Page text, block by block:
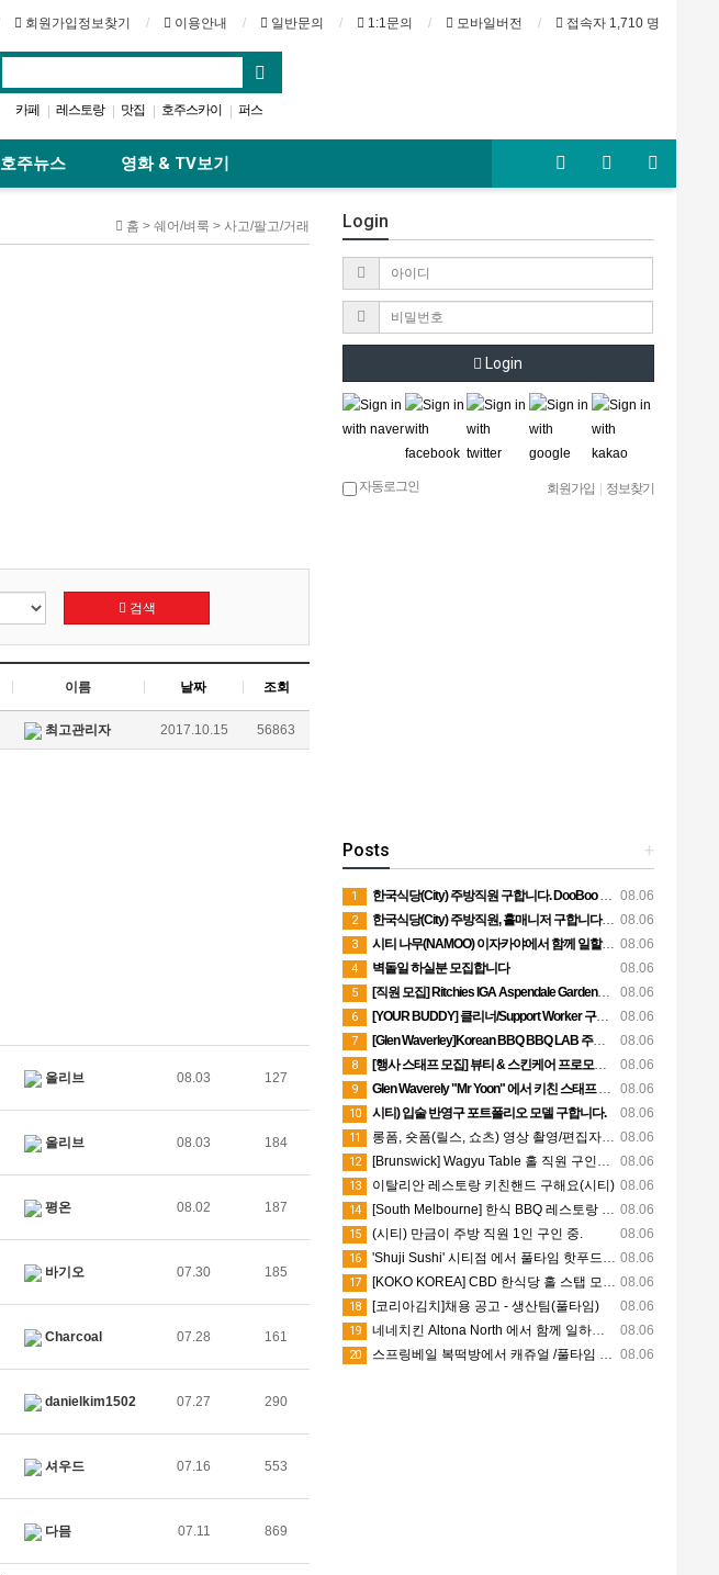
회원가입정보찾기 이용안내 일반문의 1:1문의 모바일버전 접속자 1,710 명
카페 | 레스토랑 | 맛집 | 호주스카이 | 퍼스
호주뉴스 영화 & TV보기
홈 > 쉐어/벼룩 > 사고/팔고/거래
검색
이름 날짜 조회
최고관리자 2017.10.15 56863
올리브 08.03 127
올리브 08.03 184
평온 08.02 187
바기오 07.30 185
Charcoal 07.28 161
danielkim1502 07.27 290
셔우드 07.16 553
다믐 07.11 869
Login
Login
자동로그인 회원가입 정보찾기
+
Posts
08.06
1
한국식당(City) 주방직원 구합니다. DooBoo Restaurant
08.06
2
한국식당(City) 주방직원, 홀매니저 구합니다. SamSam Chicken Restaurant
08.06
3
시티 나무(NAMOO) 이자카야에서 함께 일할 직원구합니다.
08.06
4
벽돌일 하실분 모집합니다
08.06
5
[직원 모집] Ritchies IGA Aspendale Gardens 스시 매장 캐주얼 직원 구인
08.06
6
[YOUR BUDDY] 클리너/Support Worker 구인합니다
08.06
7
[Glen Waverley]Korean BBQ BBQ LAB 주방직원 모집
08.06
8
[행사 스태프 모집] 뷰티 & 스킨케어 프로모션 행사 도우미 모집
08.06
9
Glen Waverely "Mr Yoon" 에서 키친 스태프 구인합니다!
08.06
10
시티) 입술 반영구 포트폴리오 모델 구합니다.
08.06
11
롱폼, 숏폼(릴스, 쇼츠) 영상 촬영/편집자 필요하신 분!
08.06
12
[Brunswick] Wagyu Table 홀 직원 구인해요
08.06
13
이탈리안 레스토랑 키친핸드 구해요(시티)
08.06
14
[South Melbourne] 한식 BBQ 레스토랑 가마솥｜주방 직원 모집｜스폰 가능
08.06
15
(시티) 만금이 주방 직원 1인 구인 중.
08.06
16
'Shuji Sushi' 시티점 에서 풀타임 핫푸드 담당 및 스시쉐프 구인합니다.
08.06
17
[KOKO KOREA] CBD 한식당 홀 스탭 모집 (Part-time)
08.06
18
[코리아김치]채용 공고 - 생산팀(풀타임)
08.06
19
네네치킨 Altona North 에서 함께 일하실 직원 구합니다
08.06
20 스프링베일 복떡방에서 캐쥬얼 /풀타임 직원 모집합니다